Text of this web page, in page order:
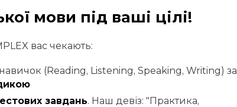
мови під ваші цілі!
вас чекають:
(Reading, Listening, Speaking, Writing) за
завдань. Наш девіз: "Практика,